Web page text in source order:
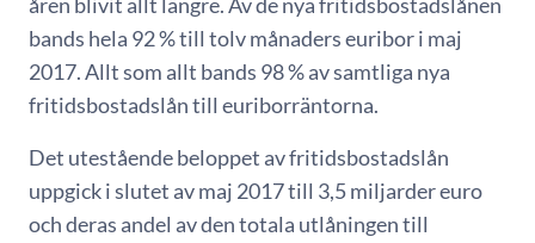
bands hela 92 % till tolv månaders euribor i maj
2017. Allt som allt bands 98 % av samtliga nya
fritidsbostadslån till euriborräntorna.
Det utestående beloppet av fritidsbostadslån
uppgick i slutet av maj 2017 till 3,5 miljarder euro
och deras andel av den totala utlåningen till